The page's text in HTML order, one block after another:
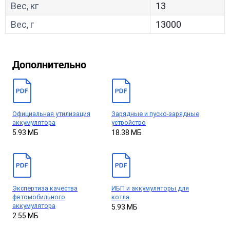
Вес, кг
13
Вес, г
13000
Дополнительно
Официальная утилизация
аккумулятора
5.93 МБ
Зарядные и пуско-зарядные
устройство
18.38 МБ
Экспертиза качества
фвтомобильного
аккумулятора
2.55 МБ
ИБП и аккумуляторы для
котла
5.93 МБ